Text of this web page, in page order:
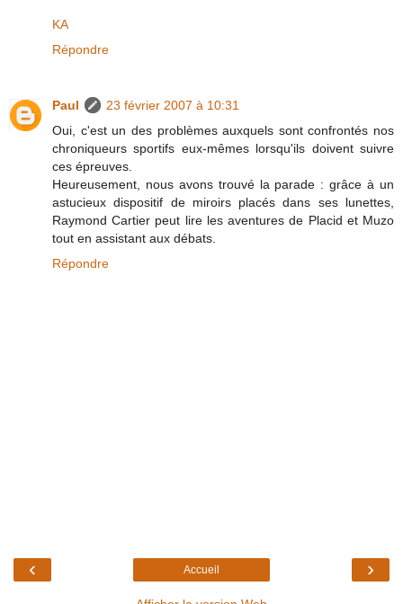
KA
Répondre
Paul
23 février 2007 à 10:31
Oui, c'est un des problèmes auxquels sont confrontés nos
chroniqueurs sportifs eux-mêmes lorsqu'ils doivent suivre
ces épreuves.
Heureusement, nous avons trouvé la parade : grâce à un
astucieux dispositif de miroirs placés dans ses lunettes,
Raymond Cartier peut lire les aventures de Placid et Muzo
tout en assistant aux débats.
Répondre
‹ ›
Accueil